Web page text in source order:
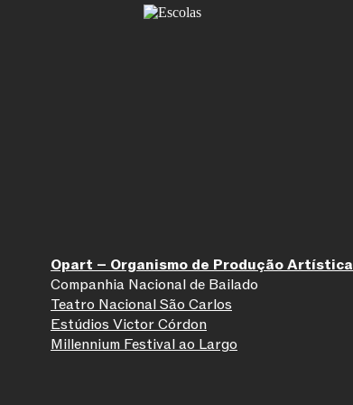
Opart – Organismo de Produção Artística
Companhia Nacional de Bailado
Teatro Nacional São Carlos
Estúdios Victor Córdon
Millennium Festival ao Largo